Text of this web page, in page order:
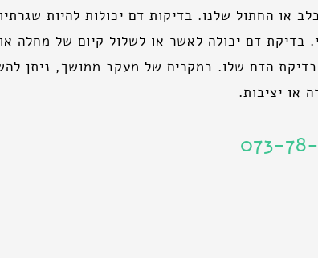
או החתול שלנו. בדיקות דם יכולות להיות
בדיקת דם יכולה לאשר או לשלול קיום של מחלה
הדם שלו. במקרים של מעקב ממושך, ניתן
או יציבות.
073-